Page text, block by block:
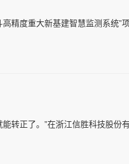
精度重大新基建智慧监测系统”
转正了。”在浙江信胜科技股份